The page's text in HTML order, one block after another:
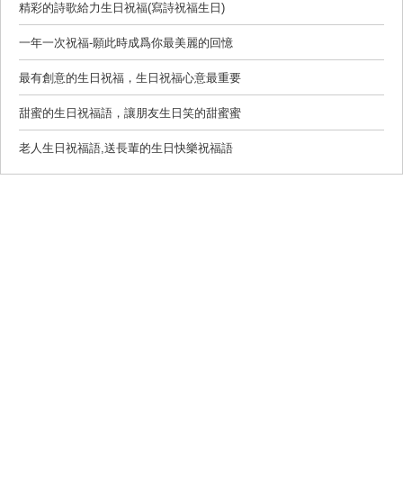
精彩的詩歌給力生日祝福(寫詩祝福生日)
一年一次祝福-願此時成爲你最美麗的回憶
最有創意的生日祝福，生日祝福心意最重要
甜蜜的生日祝福語，讓朋友生日笑的甜蜜蜜
老人生日祝福語,送長輩的生日快樂祝福語